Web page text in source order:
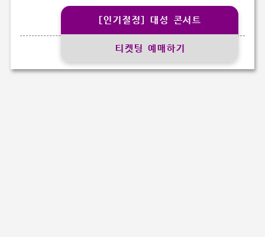
[인기절정] 대성 콘서트
티켓팅 예매하기